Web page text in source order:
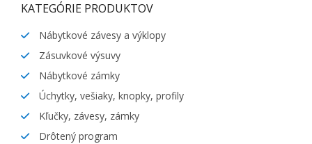
KATEGÓRIE PRODUKTOV
Nábytkové závesy a výklopy
Zásuvkové výsuvy
Nábytkové zámky
Úchytky, vešiaky, knopky, profily
Kľučky, závesy, zámky
Drôtený program